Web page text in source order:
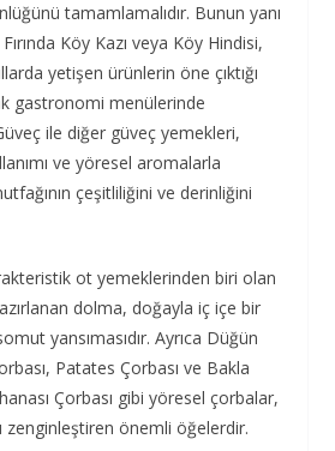
tamamlamalıdır. Bunun yanı
Fırında Köy Kazı veya Köy Hindisi,
yetişen ürünlerin öne çıktığı
gastronomi menülerinde
ile diğer güveç yemekleri,
ve yöresel aromalarla
çeşitliliğini ve derinliğini
ot yemeklerinden biri olan
dolma, doğayla iç içe bir
yansımasıdır. Ayrıca Düğün
Patates Çorbası ve Bakla
Çorbası gibi yöresel çorbalar,
zenginleştiren önemli öğelerdir.